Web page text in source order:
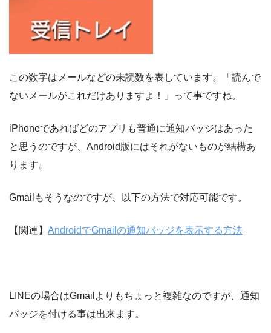
この数字はメールなどの未読数を表しています。「読んで
ないメールがこれだけありますよ！」って事ですね。
iPhoneであればどのアプリも普通に通知バッジはあった
と思うのですが、Android版にはそれがないものが結構あ
ります。
Gmailもそうなのですが、以下の方法で対応可能です。
【関連】 AndroidでGmailの通知バッジを表示する方法
LINEの場合はGmailよりもちょっと複雑なのですが、通知
バッジを付ける事は出来ます。